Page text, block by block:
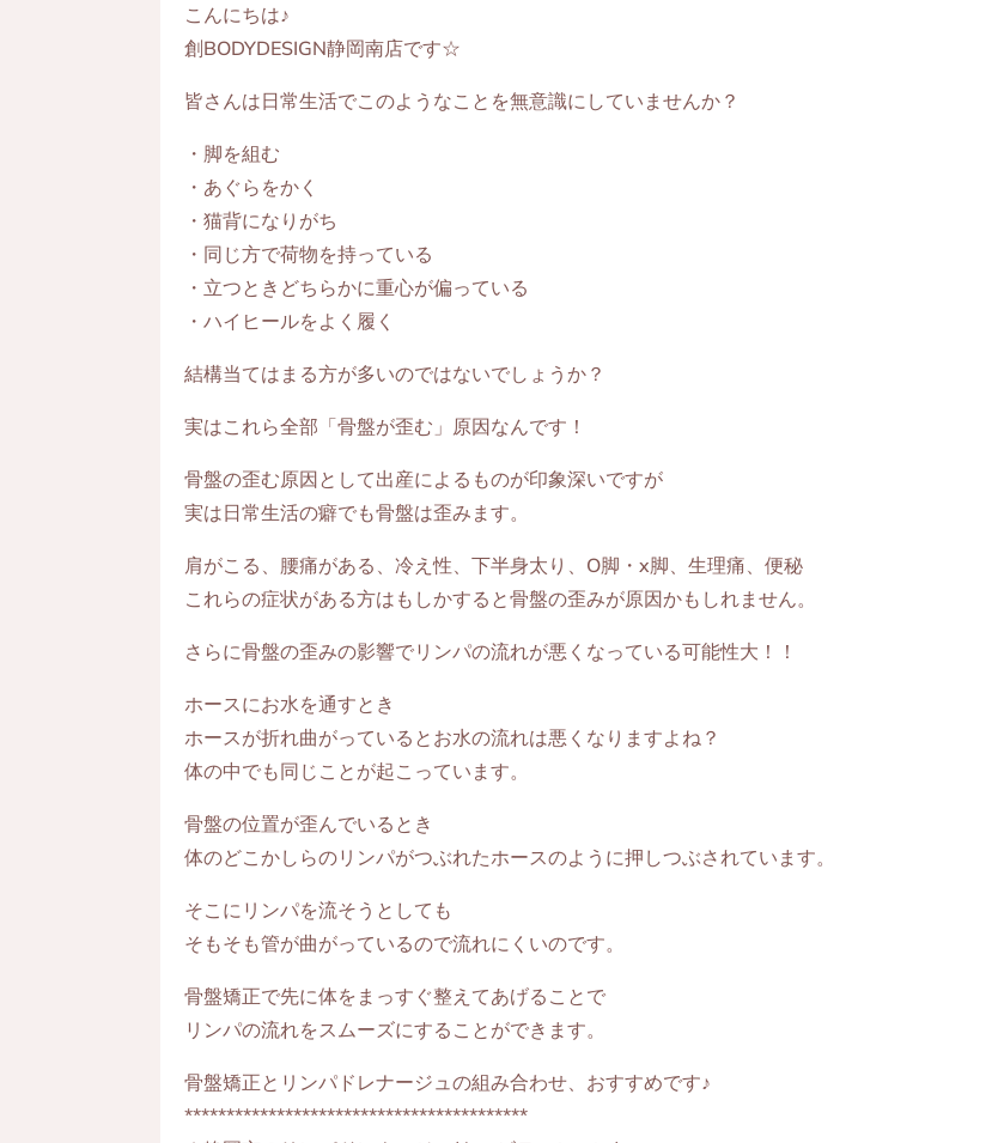
こんにちは♪
創BODYDESIGN静岡南店です☆
皆さんは日常生活でこのようなことを無意識にしていませんか？
・脚を組む
・あぐらをかく
・猫背になりがち
・同じ方で荷物を持っている
・立つときどちらかに重心が偏っている
・ハイヒールをよく履く
結構当てはまる方が多いのではないでしょうか？
実はこれら全部「骨盤が歪む」原因なんです！
骨盤の歪む原因として出産によるものが印象深いですが
実は日常生活の癖でも骨盤は歪みます。
肩がこる、腰痛がある、冷え性、下半身太り、O脚・x脚、生理痛、便秘
これらの症状がある方はもしかすると骨盤の歪みが原因かもしれません。
さらに骨盤の歪みの影響でリンパの流れが悪くなっている可能性大！！
ホースにお水を通すとき
ホースが折れ曲がっているとお水の流れは悪くなりますよね？
体の中でも同じことが起こっています。
骨盤の位置が歪んでいるとき
体のどこかしらのリンパがつぶれたホースのように押しつぶされています。
そこにリンパを流そうとしても
そもそも管が曲がっているので流れにくいのです。
骨盤矯正で先に体をまっすぐ整えてあげることで
リンパの流れをスムーズにすることができます。
骨盤矯正とリンパドレナージュの組み合わせ、おすすめです♪
*****************************************